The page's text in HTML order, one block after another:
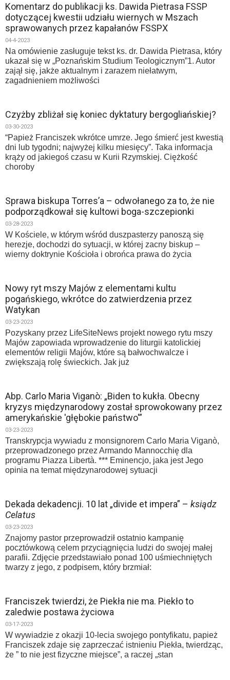
Komentarz do publikacji ks. Dawida Pietrasa FSSP
dotyczącej kwestii udziału wiernych w Mszach
sprawowanych przez kapałanów FSSPX
04-4-2023
Na omówienie zasługuje tekst ks. dr. Dawida Pietrasa, który
ukazał się w „Poznańskim Studium Teologicznym”1. Autor
zajął się, jakże aktualnym i zarazem niełatwym,
zagadnieniem możliwości
Czyżby zbliżał się koniec dyktatury bergogliańskiej?
03-30-2023
“Papież Franciszek wkrótce umrze. Jego śmierć jest kwestią
dni lub tygodni; najwyżej kilku miesięcy”. Taka informacja
krąży od jakiegoś czasu w Kurii Rzymskiej. Ciężkość
choroby
Sprawa biskupa Torres’a – odwołanego za to, że nie
podporządkował się kultowi boga-szczepionki
03-28-2023
W Kościele, w którym wśród duszpasterzy panoszą się
herezje, dochodzi do sytuacji, w której zacny biskup –
wierny doktrynie Kościoła i obrońca prawa do życia
Nowy ryt mszy Majów z elementami kultu
pogańskiego, wkrótce do zatwierdzenia przez
Watykan
03-23-2023
Pozyskany przez LifeSiteNews projekt nowego rytu mszy
Majów zapowiada wprowadzenie do liturgii katolickiej
elementów religii Majów, które są bałwochwalcze i
zwiększają rolę świeckich. Jak już
Abp. Carlo Maria Viganò: „Biden to kukła. Obecny
kryzys międzynarodowy został sprowokowany przez
amerykańskie 'głębokie państwo'”
03-23-2023
Transkrypcja wywiadu z monsignorem Carlo Maria Viganò,
przeprowadzonego przez Armando Mannocchię dla
programu Piazza Libertà. *** Eminencjo, jaka jest Jego
opinia na temat międzynarodowej sytuacji
Dekada dekadencji. 10 lat „divide et impera” – ksiądz
Celatus
03-23-2023
Znajomy pastor przeprowadził ostatnio kampanię
pocztówkową celem przyciągnięcia ludzi do swojej małej
parafii. Zdjęcie przedstawiało ponad 100 uśmiechniętych
twarzy z jego, z podpisem, który brzmiał:
Franciszek twierdzi, że Piekła nie ma. Piekło to
zaledwie postawa życiowa
03-17-2023
W wywiadzie z okazji 10-lecia swojego pontyfikatu, papież
Franciszek zdaje się zaprzeczać istnieniu Piekła, twierdząc,
że ” to nie jest fizyczne miejsce”, a raczej „stan